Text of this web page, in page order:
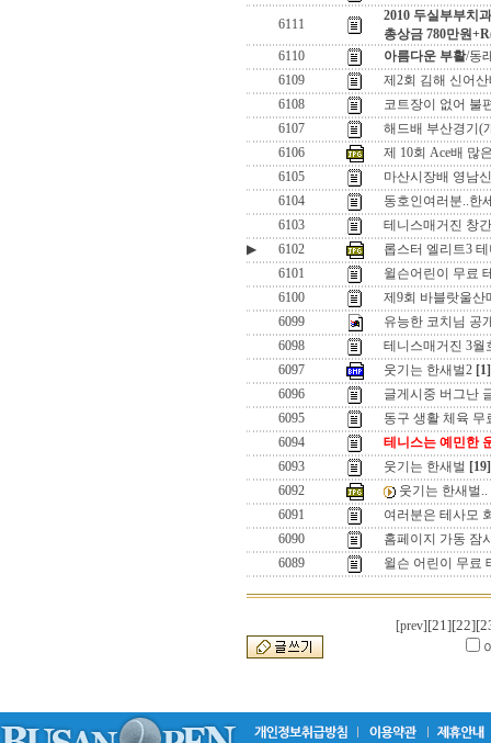
6111
2010 두실부부치
총상금 780만원
6110
아름다운 부활/동
6109
제2회 김해 신어
6108
코트장이 없어 불
6107
해드배 부산경기(
6106
제 10회 Ace배 많
6105
마산시장배 영남
6104
동호인여러분..한
6103
테니스매거진 창
▶
6102
롭스터 엘리트3
6101
윌슨어린이 무료
6100
제9회 바블랏울산
6099
유능한 코치님 공
6098
테니스매거진 3월
6097
웃기는 한새벌2 [1]
6096
글게시중 버그난
6095
동구 생활 체육 무
6094
테니스는 예민한
6093
웃기는 한새벌 [19]
6092
웃기는 한새벌..
6091
여러분은 테사모
6090
홈페이지 가동 잠
6089
윌슨 어린이 무료
[prev] [21][22]